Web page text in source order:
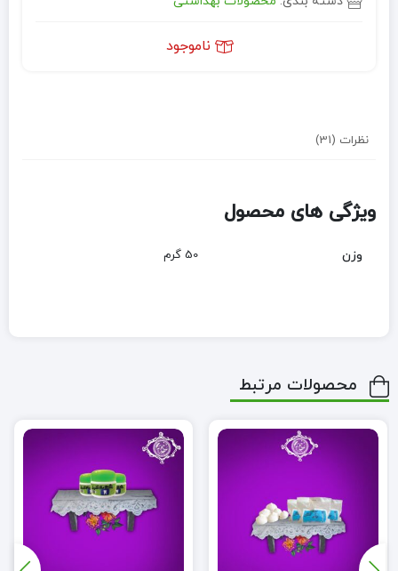
ناموجود
نظرات (31)
ویژگی های محصول
وزن 50 گرم
محصولات مرتبط